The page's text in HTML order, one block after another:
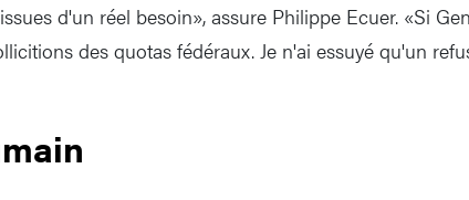
d'un réel besoin», assure Philippe Ecuer. «Si
des quotas fédéraux. Je n'ai essuyé qu'un